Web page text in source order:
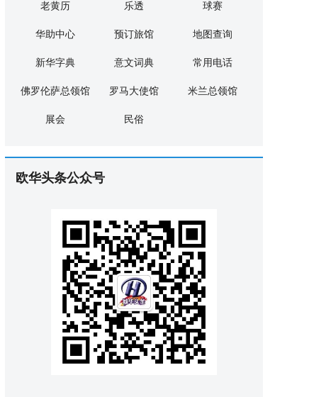
老黄历 乐透 球赛
华助中心 预订旅馆 地图查询
新华字典 意文词典 常用电话
佛罗伦萨总领馆 罗马大使馆 米兰总领馆
展会 民俗
欧华头条公众号